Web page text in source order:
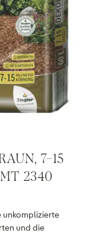
7-15
2340
unkomplizierte
und die